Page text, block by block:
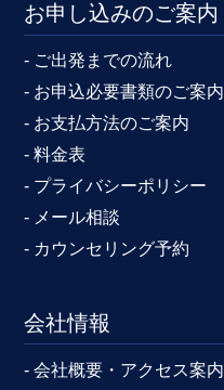
お申し込みのご案内
- ご出発までの流れ
- お申込必要書類のご案内
- お支払方法のご案内
- 料金表
- プライバシーポリシー
- メール相談
- カウンセリング予約
会社情報
- 会社概要・アクセス案内